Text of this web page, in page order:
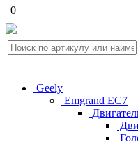
0
Geely
Emgrand EC7